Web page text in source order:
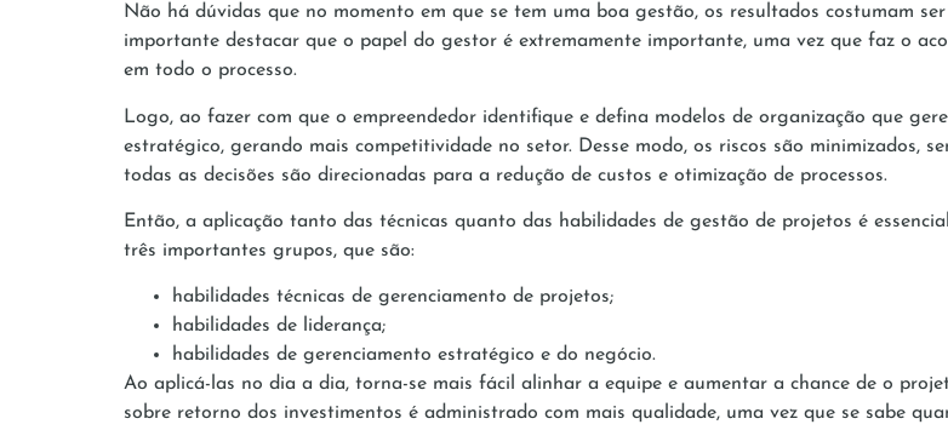
Não há dúvidas que no momento em que se tem uma boa gestão, os resultados costumam
importante destacar que o papel do gestor é extremamente importante, uma vez que faz o
em todo o processo.
Logo, ao fazer com que o empreendedor identifique e defina modelos de organização que
estratégico, gerando mais competitividade no setor. Desse modo, os riscos são minimizados,
todas as decisões são direcionadas para a redução de custos e otimização de processos.
Então, a aplicação tanto das técnicas quanto das habilidades de gestão de projetos é
três importantes grupos, que são:
habilidades técnicas de gerenciamento de projetos;
habilidades de liderança;
habilidades de gerenciamento estratégico e do negócio.
Ao aplicá-las no dia a dia, torna-se mais fácil alinhar a equipe e aumentar a chance de o
sobre retorno dos investimentos é administrado com mais qualidade, uma vez que se sabe